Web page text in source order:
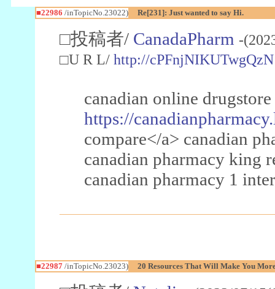
■22986 /inTopicNo.23022) Re[231]: Just wanted to say Hi.
□投稿者/ CanadaPharm -
□U R L/ http://cPFnjNIKUTwgQzN
canadian online
https://
compare</a> canadian
canadian pharmacy king
canadian pharmacy 1
■22987/inTopicNo.23023) 20 Resources That Will Make You